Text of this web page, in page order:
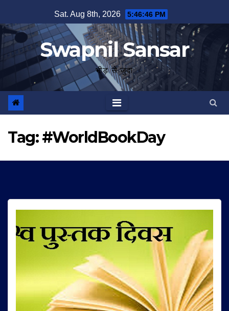
to
content
Sat. Aug 8th, 2026 5:46:47 PM
Swapnil Sansar
भीड़ से जुदा
Tag:#WorldBookDay